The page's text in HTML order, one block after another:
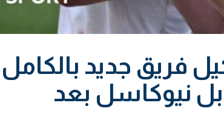
فريق جديد بالكامل
نيوكاسل بعد